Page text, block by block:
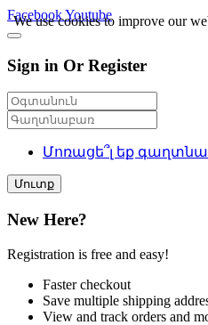
FacebookYoutube
Sign in Or Register
Մոռացե՞լ եք
Մուտք
New Here?
Registration is free and easy!
Faster checkout
Save multiple shipping
View and track orders and
We use cookies to improve our